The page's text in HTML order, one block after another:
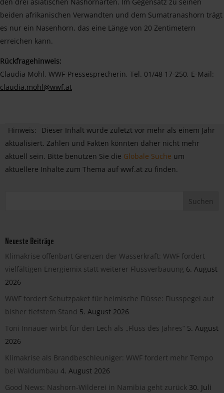
beiden afrikanischen Verwandten und dem Sumatranashorn trägt
es nur ein Nasenhorn, das eine Länge von 20 Zentimetern
erreichen kann.
Rückfragehinweis:
Claudia Mohl, WWF-Pressesprecherin, Tel. 01/48 17-250, E-Mail:
claudia.mohl@wwf.at
Hinweis:
Dieser Inhalt wurde zuletzt vor mehr als einem Jahr
aktualisiert. Zahlen und Fakten könnten daher nicht mehr
aktuell sein. Bitte benutzen Sie die Globale Suche um
aktuellere Inhalte zum Thema auf wwf.at zu finden.
Neueste Beiträge
Klimakrise offenbart Grenzen der Wasserkraft: WWF fordert
vielfältigen Energiemix statt weiterer Flussverbauung 6. August
2026
WWF fordert Schutzpaket für heimische Flüsse: Flusspegel auf
bisher tiefstem Stand 5. August 2026
Toni Innauer wirbt für den Lech als „Fluss des Jahres“ 5. August
2026
Klimakrise als Brandbeschleuniger: WWF fordert mehr Tempo
bei Waldumbau 4. August 2026
Good News: Nashorn-Wilderei in Namibia geht zurück 30. Juli